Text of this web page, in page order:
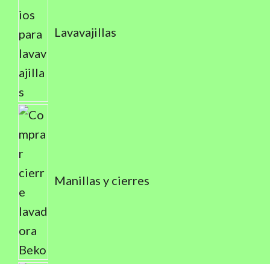
Lavavajillas
Manillas y cierres